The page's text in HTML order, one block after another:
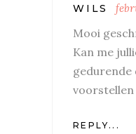
WILS
Mooi
Kan me
gedurende
voorstellen
REPLY...